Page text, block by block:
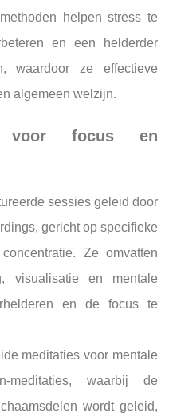
helpen stress te
en een helderder
waardoor ze effectieve
algemeen welzijn.
voor focus en
sessies geleid door
gericht op specifieke
Ze omvatten
visualisatie en mentale
en de focus te
meditaties voor mentale
meditaties, waarbij de
wordt geleid,